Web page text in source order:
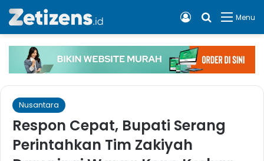
Menu
Cari apa,
Log In
Nusantara
Respon Cepat, Bupati Serang
Perintahkan Tim Zakiyah